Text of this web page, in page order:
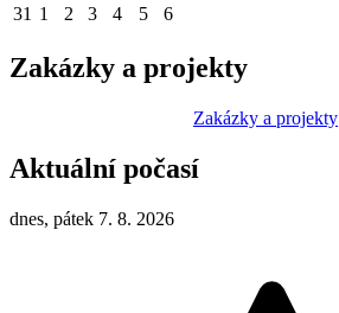
31 1 2 3 4 5 6
Zakázky a projekty
Zakázky a projekty
Aktuální počasí
dnes, pátek 7. 8. 2026